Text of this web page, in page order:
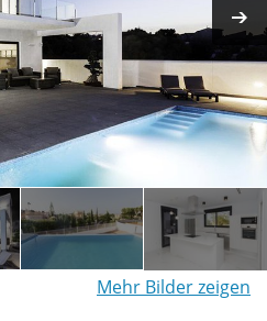
Mehr Bilder zeigen